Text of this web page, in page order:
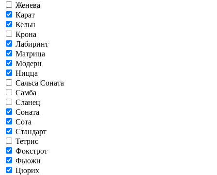
Женева
Карат
Кельн
Крона
Лабиринт
Матрица
Модерн
Ницца
Сальса Соната
Самба
Сланец
Соната
Сота
Стандарт
Тетрис
Фокстрот
Фьюжн
Цюрих